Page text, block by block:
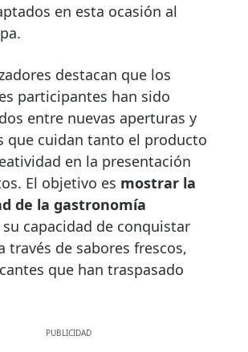
en esta ocasión al
destacan que los
participantes han sido
entre nuevas aperturas y
que cuidan tanto el producto
en la presentación
El objetivo es mostrar la
de la gastronomía
su capacidad de conquistar
través de sabores frescos,
que han traspasado